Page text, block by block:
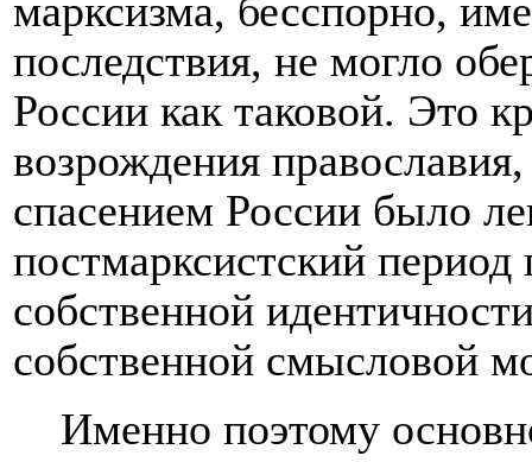
марксизма, бесспорно,
последствия, не могло
России как таковой. Это
возрождения
спасением России было
постмарксистский
собственной
собственной смысловой
Именно поэтому